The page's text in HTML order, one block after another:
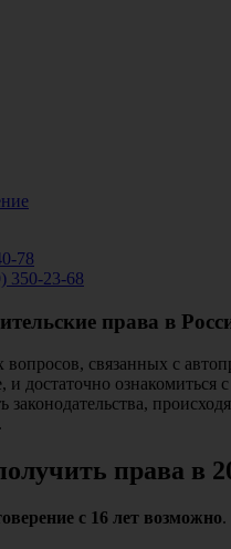
78
350-23-68
права в
связанных с
и достаточно
законодательства,
права в
с 16 лет возможно.